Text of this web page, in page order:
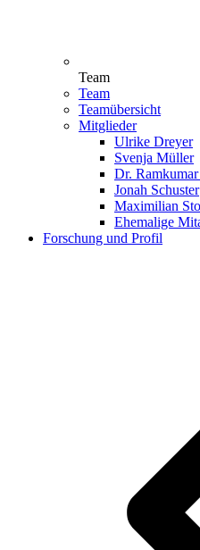
Team
Team
Teamübersicht
Mitglieder
Ulrike Dreyer
Svenja Müller
Dr. Ramkumar
Jonah Schuster
Maximilian
Ehemalige
Forschung und Profil